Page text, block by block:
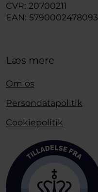
CVR: 20700211
EAN: 5790002478093
Læs mere
Om os
Persondatapolitik
Cookiepolitik